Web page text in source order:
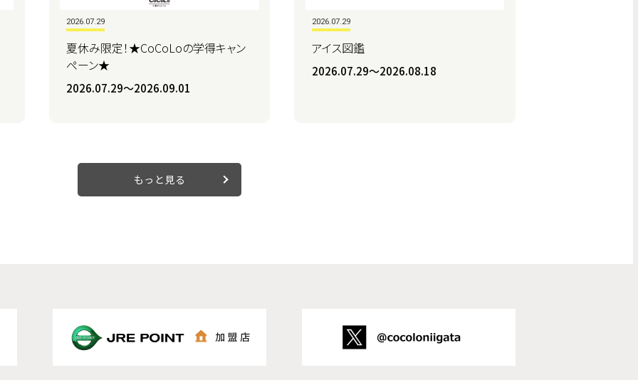
2026.07.29
夏休み限定！★CoCoLoの学得キャン
ペーン★
2026.07.29〜2026.09.01
2026.07.29
アイス図鑑
2026.07.29〜2026.08.18
もっと見る